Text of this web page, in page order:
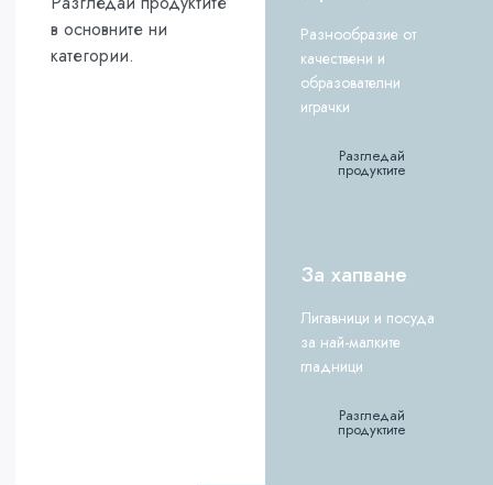
в основните ни
категории.
Разнообразие от
качествени и
образователни
играчки
Разгледай
продуктите
За хапване
Лигавници и посуда
за най-малките
гладници
Разгледай
продуктите